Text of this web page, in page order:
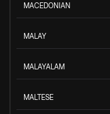
MACEDONIAN
MALAY
MALAYALAM
MALTESE